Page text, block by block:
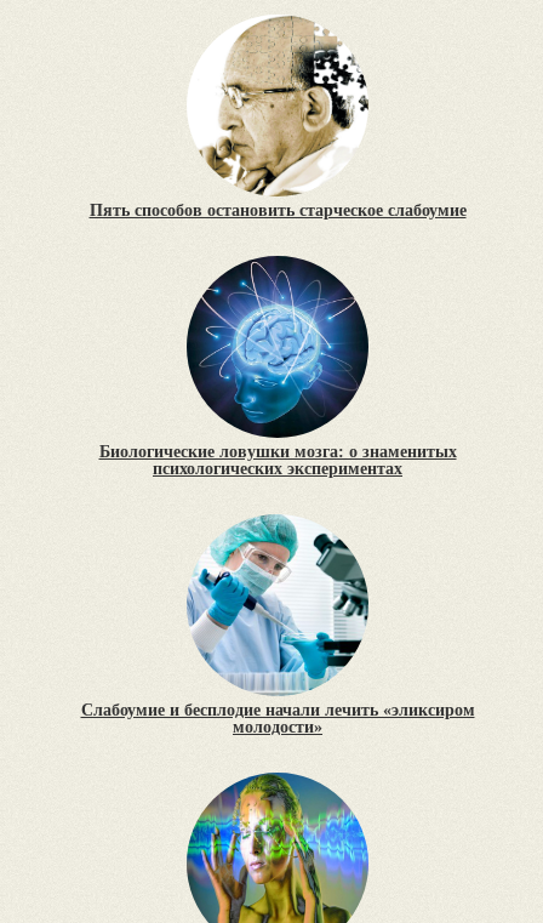
Пять способов остановить старческое слабоумие
Биологические ловушки мозга: о знаменитых
психологических экспериментах
Слабоумие и бесплодие начали лечить «эликсиром
молодости»